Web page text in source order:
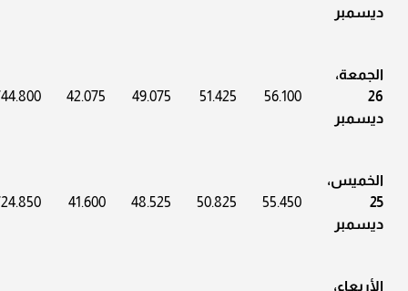
ديسمبر
الجمعة،
26
ديسمبر
56.100
51.425
49.075
42.075
الخميس،
25
ديسمبر
55.450
50.825
48.525
41.600
الأربعاء،